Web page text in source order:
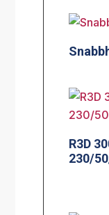
R3D
230/